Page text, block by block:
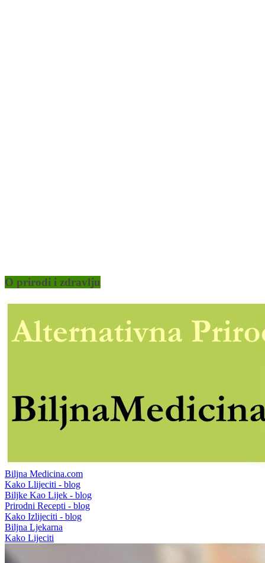
O prirodi i zdravlju
Biljna Medicina.com
Kako Llijeciti - blog
Biljke Kao Lijek - blog
Prirodni Recepti - blog
Kako Izlijeciti - blog
Biljna Ljekarna
Kako Lijeciti